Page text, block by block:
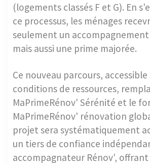
(logements classés F et G). En
ce processus, les ménages
seulement un
mais aussi une prime majorée.
Ce nouveau parcours,
conditions de ressources,
MaPrimeRénov' Sérénité et le
MaPrimeRénov' rénovation
projet sera systématiquement
un tiers de confiance
accompagnateur Rénov', offrant